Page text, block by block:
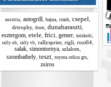
ausztria, autogrill bajna, crash, csepel
drtrophy, duen dunaharaszti
esztergom etele frici gemer miskolc
rally ob, rally vb, rallysprint, rigli rozi64,
salak, simontornya, szlalom
szombathely teszt toyota celica gts
zsiros